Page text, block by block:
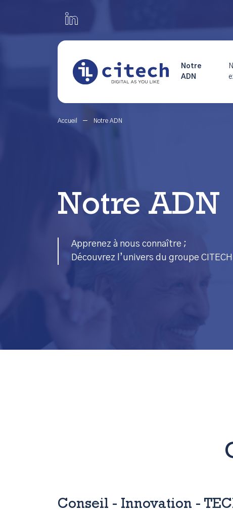
Notre
ADN
Accueil Notre ADN
Notre ADN
Apprenez à nous connaître ;
Découvrez l’univers du groupe
Conseil - Innovation -